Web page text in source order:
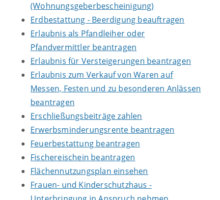
(Wohnungsgeberbescheinigung)
Erdbestattung - Beerdigung beauftragen
Erlaubnis als Pfandleiher oder
Pfandvermittler beantragen
Erlaubnis für Versteigerungen beantragen
Erlaubnis zum Verkauf von Waren auf
Messen, Festen und zu besonderen Anlässen
beantragen
Erschließungsbeiträge zahlen
Erwerbsminderungsrente beantragen
Feuerbestattung beantragen
Fischereischein beantragen
Flächennutzungsplan einsehen
Frauen- und Kinderschutzhaus -